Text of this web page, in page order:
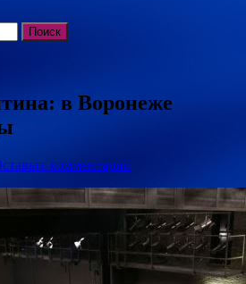
в Воронеже
комментарий